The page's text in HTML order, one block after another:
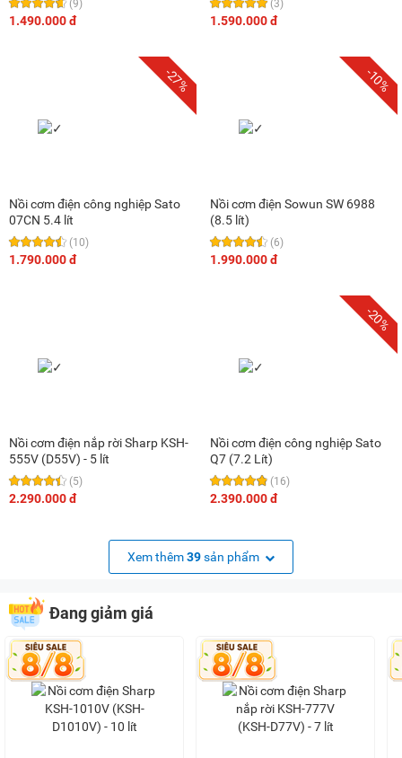
(9)
1.490.000 đ
(3)
1.590.000 đ
-27%
Nồi cơm điện công nghiệp Sato
07CN 5.4 lít
(10)
1.790.000 đ
-10%
Nồi cơm điện Sowun SW 6988
(8.5 lít)
(6)
1.990.000 đ
Nồi cơm điện nắp rời Sharp KSH-
555V (D55V) - 5 lít
(5)
2.290.000 đ
-20%
Nồi cơm điện công nghiệp Sato
Q7 (7.2 Lít)
(16)
2.390.000 đ
Xem thêm39sản phẩm
Đang giảm giá